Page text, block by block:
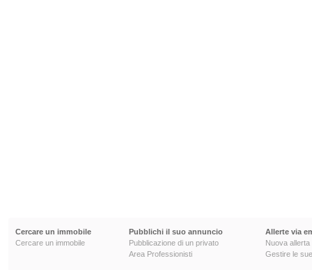
Cercare un immobile
Cercare un immobile
Pubblichi il suo annuncio
Pubblicazione di un privato
Area Professionisti
Allerte via
Nuova allerta
Gestire le